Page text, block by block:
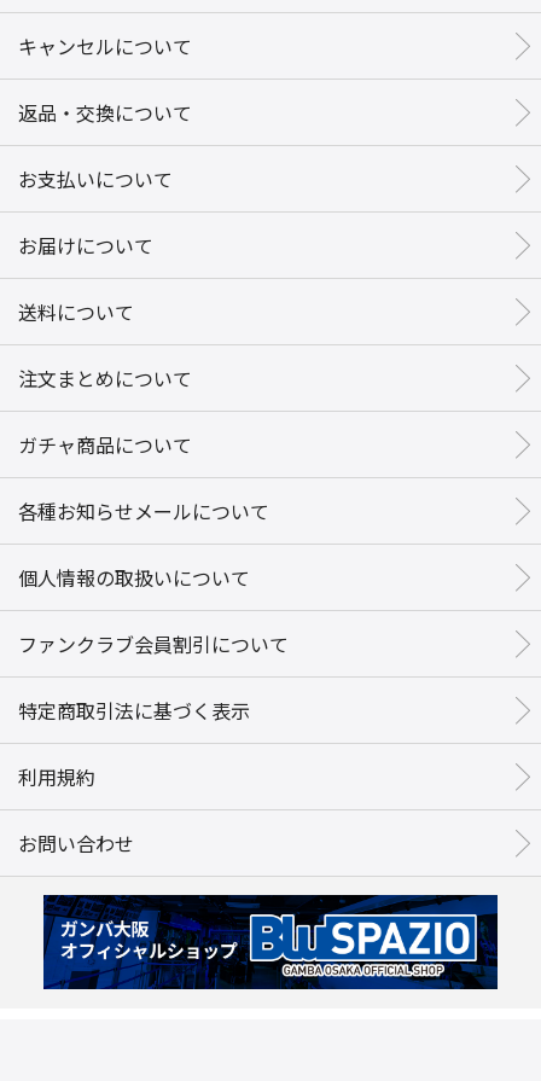
キャンセルについて
返品・交換について
お支払いについて
お届けについて
送料について
注文まとめについて
ガチャ商品について
各種お知らせメールについて
個人情報の取扱いについて
ファンクラブ会員割引について
特定商取引法に基づく表示
利用規約
お問い合わせ